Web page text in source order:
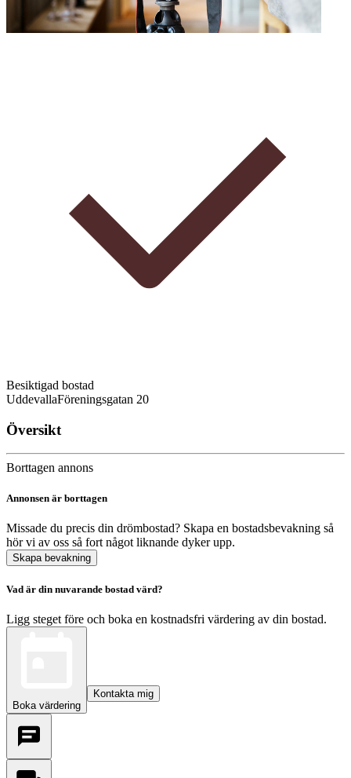
Besiktigad bostad
UddevallaFöreningsgatan 20
Översikt
Borttagen annons
Annonsen är borttagen
Missade du precis din drömbostad? Skapa en bostadsbevakning så
hör vi av oss så fort något liknande dyker upp.
Skapa bevakning
Vad är din nuvarande bostad värd?
Ligg steget före och boka en kostnadsfri värdering av din bostad.
Boka värdering
Kontakta mig